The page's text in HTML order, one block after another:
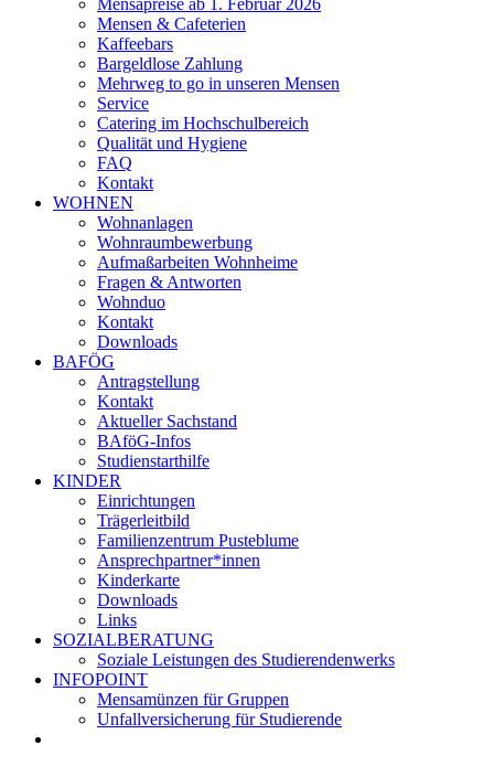
Mensapreise ab 1. Februar 2026
Mensen & Cafeterien
Kaffeebars
Bargeldlose Zahlung
Mehrweg to go in unseren Mensen
Service
Catering im Hochschulbereich
Qualität und Hygiene
FAQ
Kontakt
WOHNEN
Wohnanlagen
Wohnraumbewerbung
Aufmaßarbeiten Wohnheime
Fragen & Antworten
Wohnduo
Kontakt
Downloads
BAFÖG
Antragstellung
Kontakt
Aktueller Sachstand
BAföG-Infos
Studienstarthilfe
KINDER
Einrichtungen
Trägerleitbild
Familienzentrum Pusteblume
Ansprechpartner*innen
Kinderkarte
Downloads
Links
SOZIALBERATUNG
Soziale Leistungen des Studierendenwerks
INFOPOINT
Mensamünzen für Gruppen
Unfallversicherung für Studierende